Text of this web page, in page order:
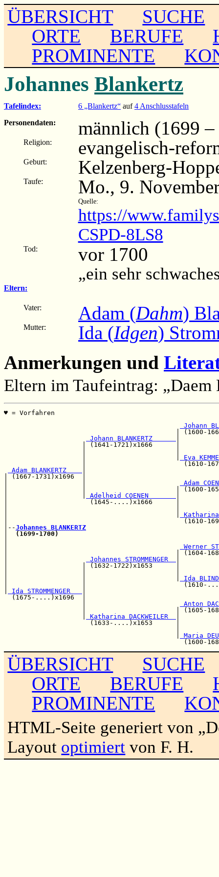
ÜBERSICHT
SUCHE
ORTE
BERUFE
PROMINENTE
Johannes Blankertz
Tafelindex: 6 „Blankertz“ auf4 Anschlusstafeln
Personendaten:
männlich (1699
Religion: evangelisch-
Geburt: Kelzenberg-
Taufe: Mo., 9.
Quelle:
https://
CSPD-8LS8
Tod: vor 1700
„ein sehr
Eltern:
Vater: Adam (Dahm)
Mutter: Ida (Idgen)
Anmerkungen und
Eltern im Taufeintrag: „Daem
♥ =
Johann
Johann BLANKERTZ
| (1641-
Eva
|
Adam BLANKERTZ
| (1667-1731)x1696  |
Adam
|                   |
Adelheid COENEN
|                     (1645-
|
|--Johannes BLANKERTZ
(1699-1700)
Werner
|                                           |
Johannes STROMMENGER
|                   | (1632-
Ida
|                   |
Ida STROMMENGER
(1675-....)x1696  |
Anton
|
Katharina DACKWEILER
(1633-
Maria
ÜBERSICHT
SUCHE
ORTE
BERUFE
PROMINENTE
HTML-Seite generiert von
Layout optimiert von F. H.